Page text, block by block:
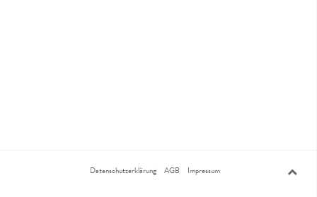
Datenschutzerklärung AGB Impressum